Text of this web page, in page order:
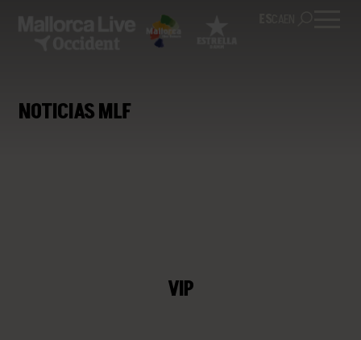
NOTICIAS MLF
VIP